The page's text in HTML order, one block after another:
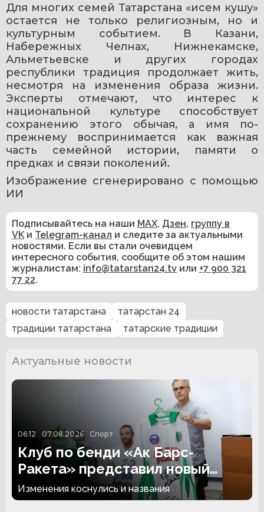
Для многих семей Татарстана «исем кушу»
остается не только религиозным, но и
культурным событием. В Казани,
Набережных Челнах, Нижнекамске,
Альметьевске и других городах
республики традиция продолжает жить,
несмотря на изменения образа жизни.
Эксперты отмечают, что интерес к
национальной культуре способствует
сохранению этого обычая, а имя по-
прежнему воспринимается как важная
часть семейной истории, памяти о
предках и связи поколений.
Изображение сгенерировано с помощью
ИИ
Подписывайтесь на наши MAX, Дзен, группу в
VK и Telegram-канал и следите за актуальными
новостями. Если вы стали очевидцем
интересного события, сообщите об этом нашим
журналистам: info@tatarstan24.tv или +7 900 321
77 22.
новости татарстана
татарстан 24
традиции татарстана
татарские традиции
Актуальные новости
06:12 07.08.2026 Спорт
Клуб по бенди «Ак Барс-
Ракета» представил новый
состав
Изменения коснулись и названия